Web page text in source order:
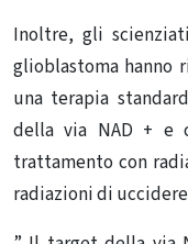
Inoltre, gli
glioblastoma hanno
una terapia
della via NAD + e
trattamento con
radiazioni di